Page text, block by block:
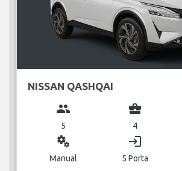
NISSAN QASHQAI
group
5
business_center
4
miscellaneous_services
Manual
login
5 Porta